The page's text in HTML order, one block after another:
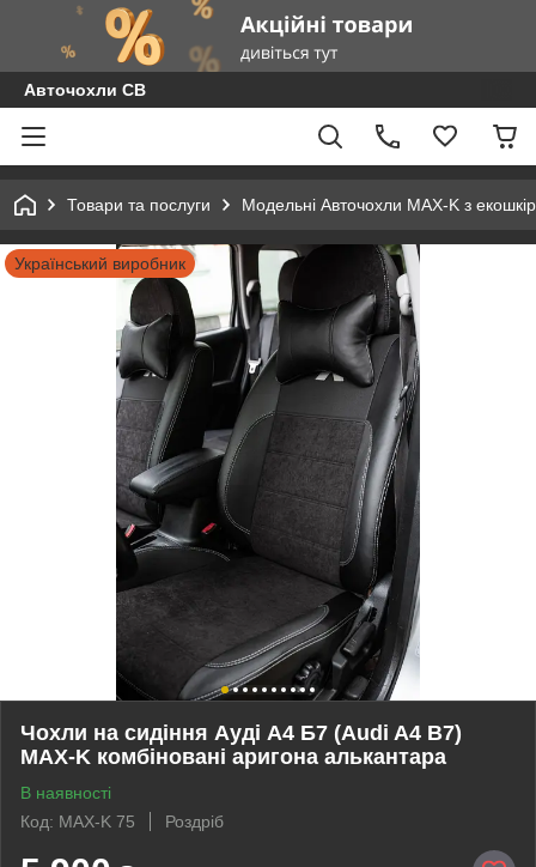
Авточохли СВ
Товари та послуги Модельні Авточохли MAX-K з
Український виробник
Чохли на сидіння Ауді А4 Б7 (Audi A4 B7)
MAX-K комбіновані аригона алькантара
В наявності
Код: MAX-K 75
Роздріб